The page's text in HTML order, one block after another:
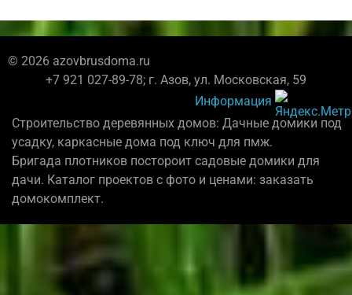
© 2026 azovbrusdoma.ru
+7 921 027-89-78; г. Азов, ул. Московская, 59
Информация
Строительство деревянных домов: Дачные домики под
усадку, каркасные дома под ключ для пмж.
Бригада плотников постороит садовые домики для
дачи. Каталог проектов с фото и ценами: заказать
домокомплект.